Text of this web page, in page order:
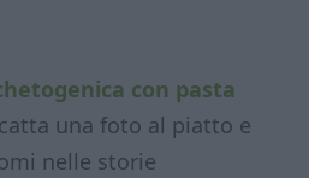
con pasta
una foto al piatto e
nelle storie